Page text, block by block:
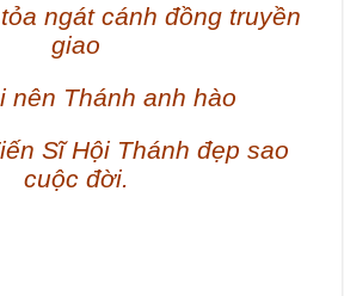
ngát cánh đồng truyền
giao
nên Thánh anh hào
Sĩ Hội Thánh đẹp sao
cuộc đời.